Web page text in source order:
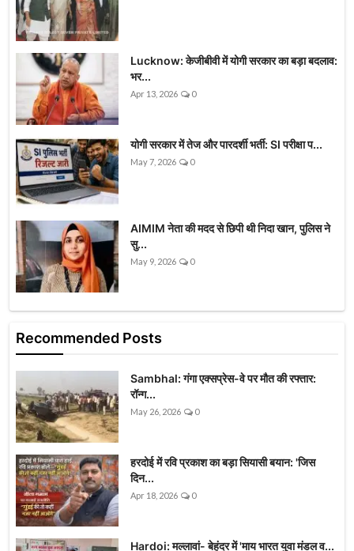
Lucknow: केजीबीवी में योगी सरकार का बड़ा बदलाव:
भर...
Apr 13, 2026 0
योगी सरकार में तेज और पारदर्शी भर्ती: SI परीक्षा प...
May 7, 2026 0
AIMIM नेता की मदद से छिपी थी निदा खान, पुलिस ने
सु...
May 9, 2026 0
Recommended Posts
Sambhal: गंगा एक्सप्रेस-वे पर मौत की रफ्तार:
रॉन्ग...
May 26, 2026 0
हरदोई में रवि प्रकाश का बड़ा सियासी बयान: 'जिस
दिन...
Apr 18, 2026 0
Hardoi: मल्लावां- बेहंदर में 'माय भारत युवा मंडल व...